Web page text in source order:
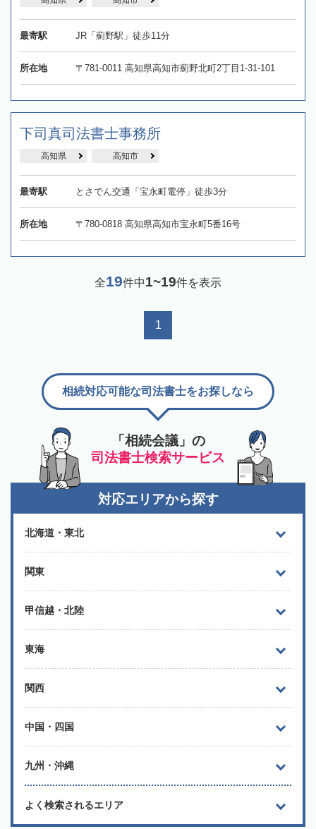
最寄駅 JR「薊野駅」徒歩11分
所在地 〒781-0011 高知県高知市薊野北町2丁目1-31-101
下司真司法書士事務所
高知県 高知市
最寄駅 とさでん交通「宝永町電停」徒歩3分
所在地 〒780-0818 高知県高知市宝永町5番16号
全19件中1~19件を表示
1
「相続会議」の
司法書士検索サービス
相続対応可能な司法書士をお探しなら
対応エリアから探す
北海道・東北
関東
甲信越・北陸
東海
関西
中国・四国
九州・沖縄
よく検索されるエリア